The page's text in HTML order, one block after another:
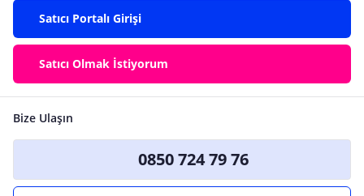
Satıcı Portalı Girişi
Satıcı Olmak İstiyorum
Bize Ulaşın
0850 724 79 76